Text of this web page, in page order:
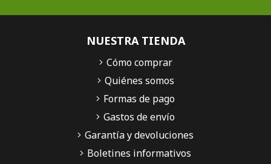
NUESTRA TIENDA
Cómo comprar
Quiénes somos
Formas de pago
Gastos de envío
Garantía y devoluciones
Boletines informativos